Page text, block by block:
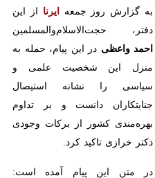
حجت‌الاسلام‌والمسلمین احمد واعظی
در این پیام، حمله به منزل این
شخصیت علمی و سیاسی را نشانه
استیصال جنایتکاران دانست و بر
تداوم بهره‌مندی کشور از برکات
وجودی دکتر خرازی تاکید کرد.
در متن این پیام آمده است: شهادت
این بانوی گرامی که برگ زرین دیگری
بر کارنامه درخشان خاندان شما افزود